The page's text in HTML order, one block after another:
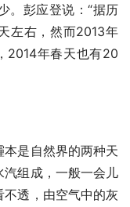
彭应登说：“据历
左右，然而2013年
2014年春天也有20
是自然界的两种天
组成，一般一会儿
透，由空气中的灰